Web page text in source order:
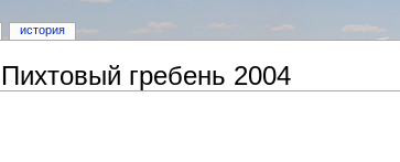
гребень 2004
история